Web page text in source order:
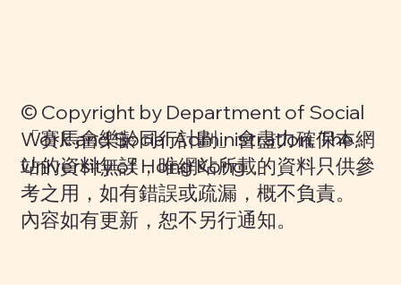
「賽馬會樂齡同行計劃」會盡力確保本網
站的資料無誤，唯網站所載的資料只供參
考之用，如有錯誤或疏漏，概不負責。
內容如有更新，恕不另行通知。
© Copyright by Department of Social
Work and Social Administration, The
University of Hong Kong